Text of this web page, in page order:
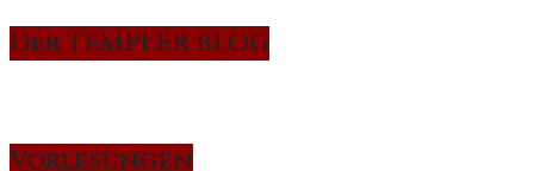
Der TEMPLER BLOG
Vorlesungen